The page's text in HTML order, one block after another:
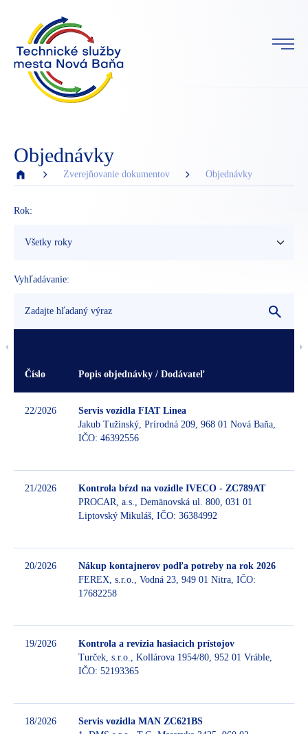
Objednávky
Zverejňovanie dokumentov Objednávky
Rok:
Vyhľadávanie:
Číslo Popis objednávky / Dodávateľ
22/2026
Servis vozidla FIAT Linea
Jakub Tužinský, Prírodná 209, 968 01 Nová Baňa,
IČO: 46392556
21/2026
Kontrola bŕzd na vozidle IVECO - ZC789AT
PROCAR, a.s., Demänovská ul. 800, 031 01
Liptovský Mikuláš, IČO: 36384992
20/2026
Nákup kontajnerov podľa potreby na rok 2026
FEREX, s.r.o., Vodná 23, 949 01 Nitra, IČO:
17682258
19/2026
Kontrola a revízia hasiacich prístojov
Turček, s.r.o., Kollárova 1954/80, 952 01 Vráble,
IČO: 52193365
18/2026
Servis vozidla MAN ZC621BS